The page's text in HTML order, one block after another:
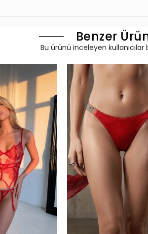
Benzer
Bu ürünü inceleyen kullanıcılar